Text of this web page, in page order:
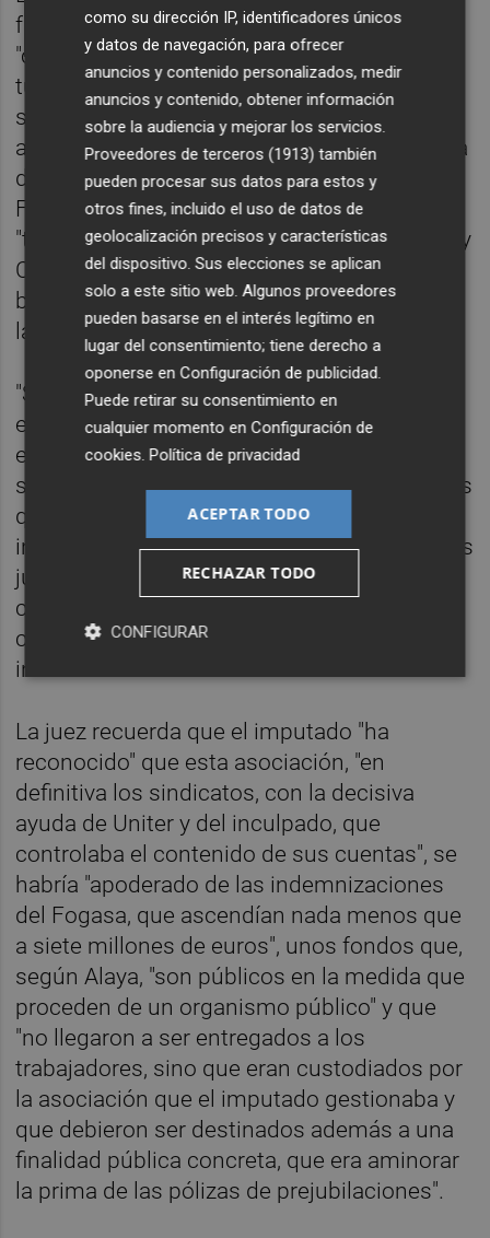
fueron un "invento" de los sindicatos a fin de
"canalizar algunas subvenciones que
tuvieran que percibir para ejercer acciones
sindicales y que durante tiempo habría sido
admitido por la Junta", punto en el que tacha
de "verdaderamente singular" el caso de la
Faja Pirítica de Huelva, cuya asociación fue
"tan solo un instrumento en manos de UGT y
CCOO" y "una mera pantalla que habría
burlado todos los controles fiscales,
laborales y administrativos".
"Su existencia se justificaba por la
esperpéntica razón de que los prejubilados
eran mineros, que además habían dejado de
serlo hacía muchísimos años, personas a las
que le se supone el inculpado una inusitada
incapacidad para desplazarse a las asesorías
jurídicas de los sindicatos de las cercanas
ciudades de Huelva o Sevilla, si alguna
cuestión tenían que plantearle", apostilla la
instructora.
La juez recuerda que el imputado "ha
reconocido" que esta asociación, "en
definitiva los sindicatos, con la decisiva
ayuda de Uniter y del inculpado, que
controlaba el contenido de sus cuentas", se
habría "apoderado de las indemnizaciones
del Fogasa, que ascendían nada menos que
a siete millones de euros", unos fondos que,
según Alaya, "son públicos en la medida que
proceden de un organismo público" y que
"no llegaron a ser entregados a los
trabajadores, sino que eran custodiados por
la asociación que el imputado gestionaba y
que debieron ser destinados además a una
finalidad pública concreta, que era aminorar
la prima de las pólizas de prejubilaciones".
como su dirección IP, identificadores únicos
y datos de navegación, para ofrecer
anuncios y contenido personalizados, medir
anuncios y contenido, obtener información
sobre la audiencia y mejorar los servicios.
Proveedores de terceros (1913) también
pueden procesar sus datos para estos y
otros fines, incluido el uso de datos de
geolocalización precisos y características
del dispositivo. Sus elecciones se aplican
solo a este sitio web. Algunos proveedores
pueden basarse en el interés legítimo en
lugar del consentimiento; tiene derecho a
oponerse enConfiguración de publicidad.
Puede retirar su consentimiento en
cualquier momento enConfiguración de
cookies.Política de privacidad
ACEPTAR TODO
RECHAZAR TODO
CONFIGURAR